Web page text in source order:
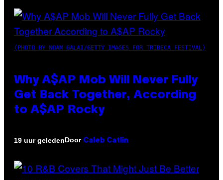
(PHOTO BY NOAM GALAI/GETTY IMAGES FOR TRIBECA FESTIVAL)
Why A$AP Mob Will Never Fully
Get Back Together, According
to A$AP Rocky
19 uur geledenDoor Caleb Catlin